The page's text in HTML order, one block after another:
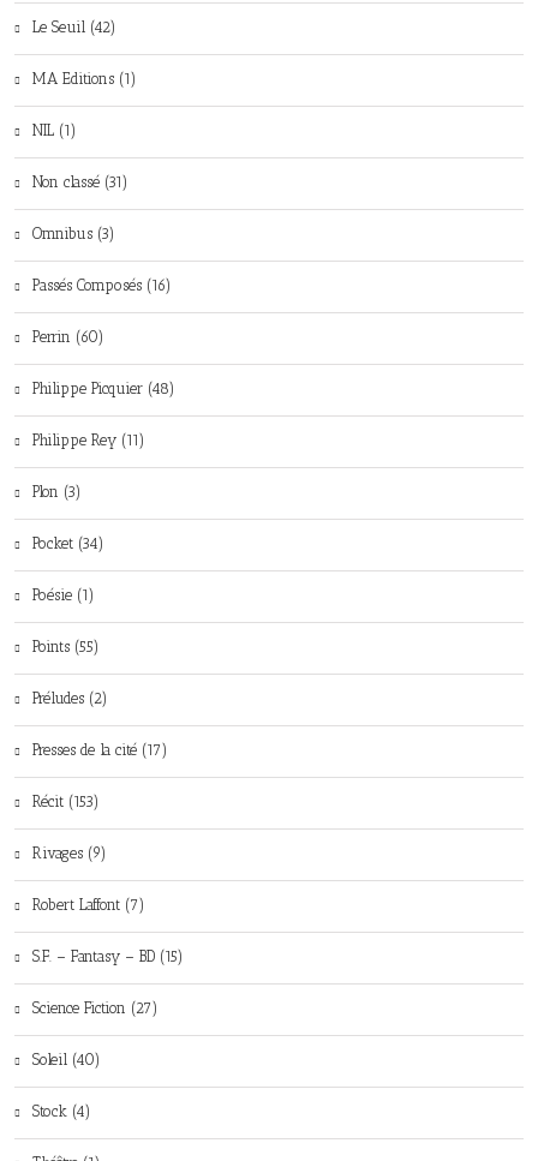
Le Seuil (42)
MA Editions (1)
NIL (1)
Non classé (31)
Omnibus (3)
Passés Composés (16)
Perrin (60)
Philippe Picquier (48)
Philippe Rey (11)
Plon (3)
Pocket (34)
Poésie (1)
Points (55)
Préludes (2)
Presses de la cité (17)
Récit (153)
Rivages (9)
Robert Laffont (7)
S.F. – Fantasy – BD (15)
Science Fiction (27)
Soleil (40)
Stock (4)